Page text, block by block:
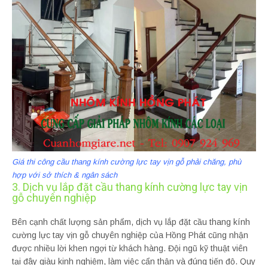
Giá thi công cầu thang kính cường lực tay vịn gỗ phải chăng, phù
hợp với sở thích & ngân sách
3. Dịch vụ lắp đặt cầu thang kính cường lực tay vịn
gỗ chuyên nghiệp
Bên cạnh chất lượng sản phẩm, dịch vụ lắp đặt cầu thang kính
cường lực tay vịn gỗ chuyên nghiệp của Hồng Phát cũng nhận
được nhiều lời khen ngợi từ khách hàng. Đội ngũ kỹ thuật viên
tại đây giàu kinh nghiệm, làm việc cẩn thận và đúng tiến độ. Quy